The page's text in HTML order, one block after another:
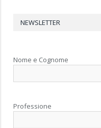
NEWSLETTER
Nome e Cognome
Professione